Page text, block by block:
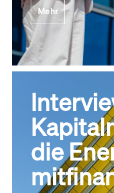
Mehr
die